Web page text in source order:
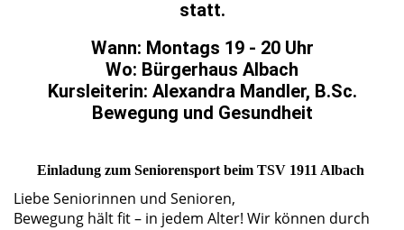
statt.
Wann: Montags 19 - 20 Uhr
Wo: Bürgerhaus Albach
Kursleiterin: Alexandra Mandler, B.Sc.
Bewegung und Gesundheit
Einladung zum Seniorensport beim TSV 1911 Albach
Liebe Seniorinnen und Senioren,
Bewegung hält fit – in jedem Alter! Wir können durch